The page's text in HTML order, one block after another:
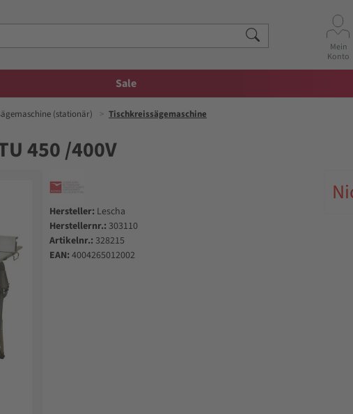
Mein
Konto
Sale
(stationär) Tischkreissägemaschine
450 /400V
Hersteller: Lescha
Herstellernr.: 303110
Artikelnr.: 328215
EAN: 4004265012002